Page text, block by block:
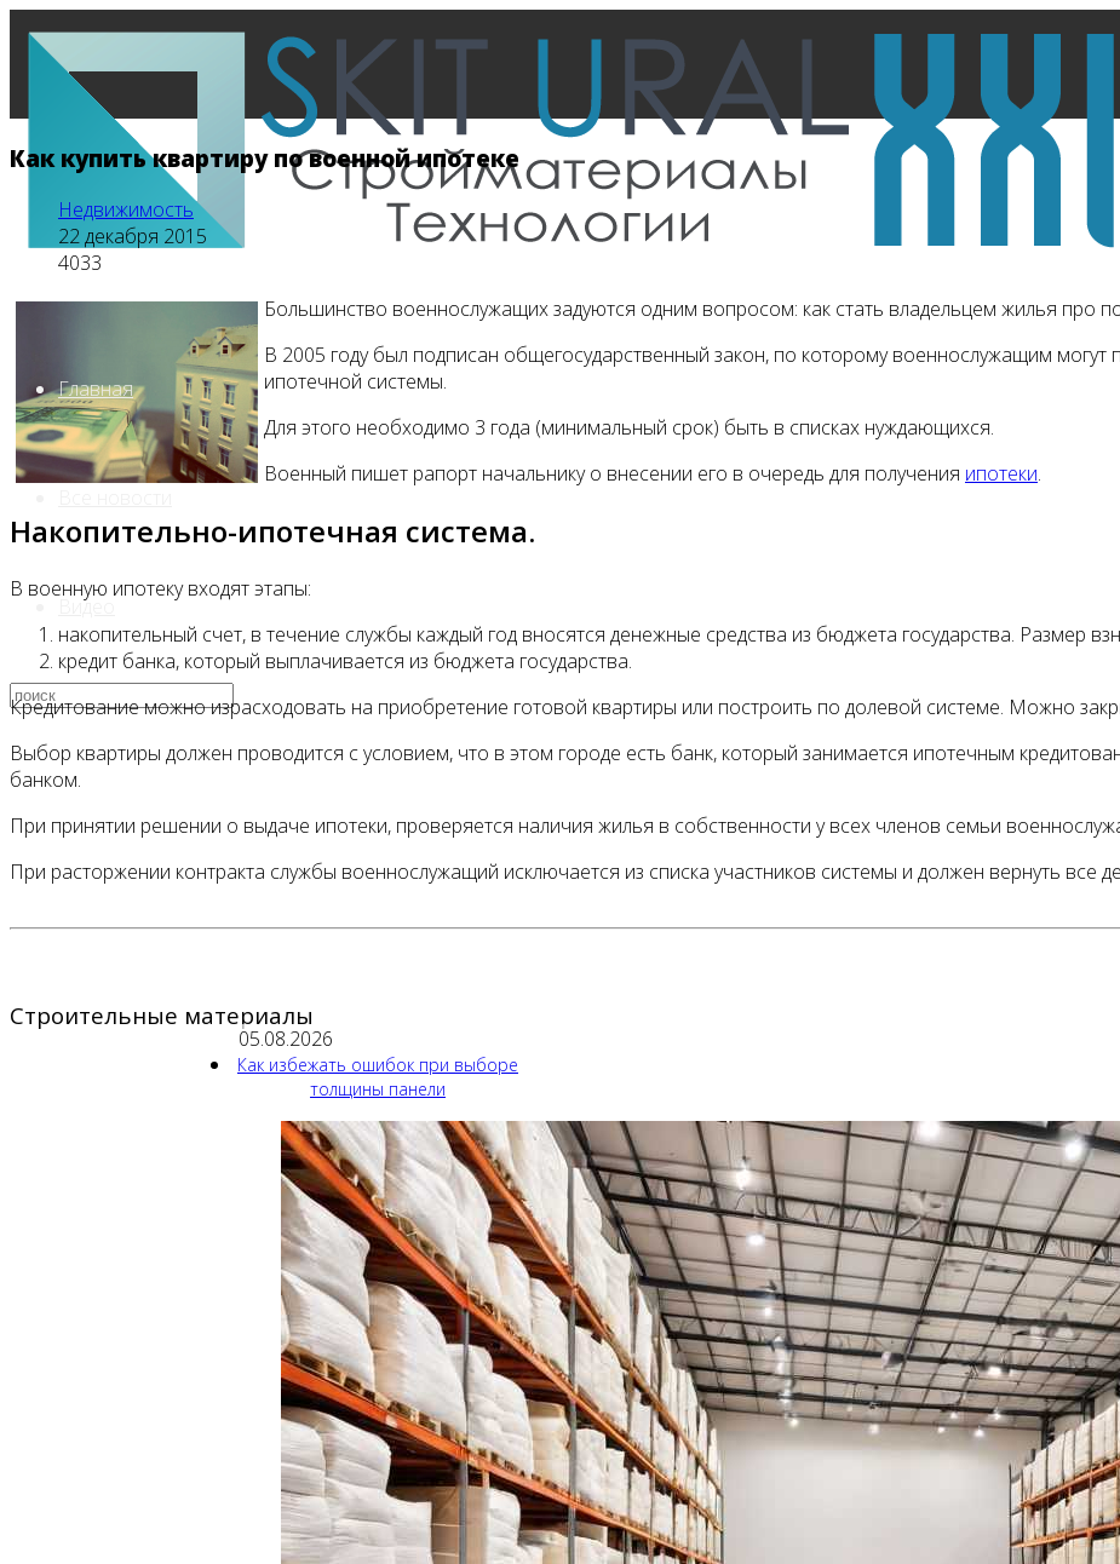
Главная
Видео
Как купить квартиру по военной ипотеке
Недвижимость
22 декабря 2015
4033
Большинство военнослужащих задуются одним вопросом: как стать владельцем жилья про
В 2005 году был подписан общегосударственный закон, по которому военнослужащим могут
ипотечной системы.
Для этого необходимо 3 года (минимальный срок) быть в списках нуждающихся.
Военный пишет рапорт начальнику о внесении его в очередь для получения ипотеки.
Накопительно-ипотечная система.
В военную ипотеку входят этапы:
накопительный счет, в течение службы каждый год вносятся денежные средства из бюджета государства. Размер
кредит банка, который выплачивается из бюджета государства.
Кредитование можно израсходовать на приобретение готовой квартиры или построить по долевой системе. Можно
Выбор квартиры должен проводится с условием, что в этом городе есть банк, который занимается ипотечным
банком.
При принятии решении о выдаче ипотеки, проверяется наличия жилья в собственности у всех членов семьи
При расторжении контракта службы военнослужащий исключается из списка участников системы и должен вернуть все
Строительные материалы
05.08.2026
Как избежать ошибок при выборе
толщины панели